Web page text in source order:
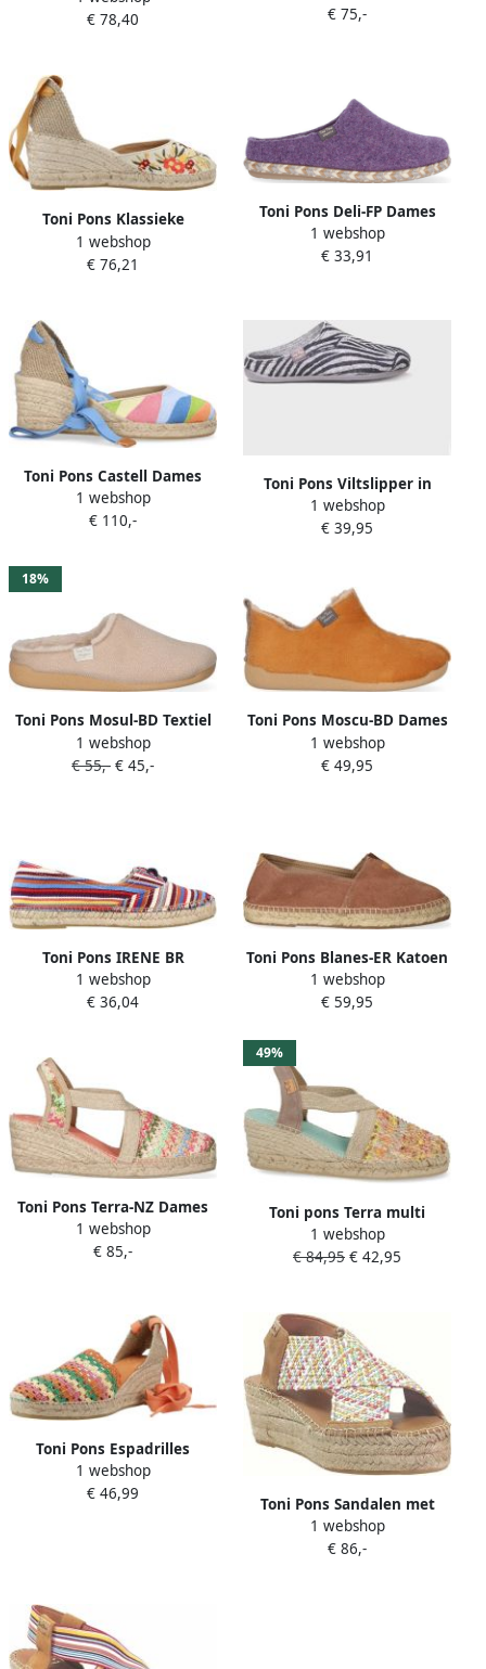
€ 78,40
€ 75,-
Toni Pons Klassieke
sleehakken met Castell
Alpargata-stijl Multicolor
1 webshop
€ 76,21
Toni Pons Deli-FP Dames
Pantoffels Vilt Morat
1 webshop
€ 33,91
Toni Pons Castell Dames
Espadrilles Onades
1 webshop
€ 110,-
Toni Pons Viltslipper in
klompvorm voor dames
MAUI-NM
1 webshop
€ 39,95
18%
Toni Pons Mosul-BD Textiel
Dames Pantoffels Pedra
1 webshop
€ 55,- € 45,-
Toni Pons Moscu-BD Dames
Pantoffels Cuiro
1 webshop
€ 49,95
Toni Pons IRENE BR
Veelkleurig
1 webshop
€ 36,04
Toni Pons Blanes-ER Katoen
Espadrilles Bru
1 webshop
€ 59,95
Toni Pons Terra-NZ Dames
Espadrilles Multi
1 webshop
€ 85,-
49%
Toni pons Terra multi
1 webshop
€ 84,95 € 42,95
Toni Pons Espadrilles
Georgina
1 webshop
€ 46,99
Toni Pons Sandalen met
sleehak Masai
1 webshop
€ 86,-